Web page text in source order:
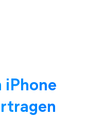
iPhone